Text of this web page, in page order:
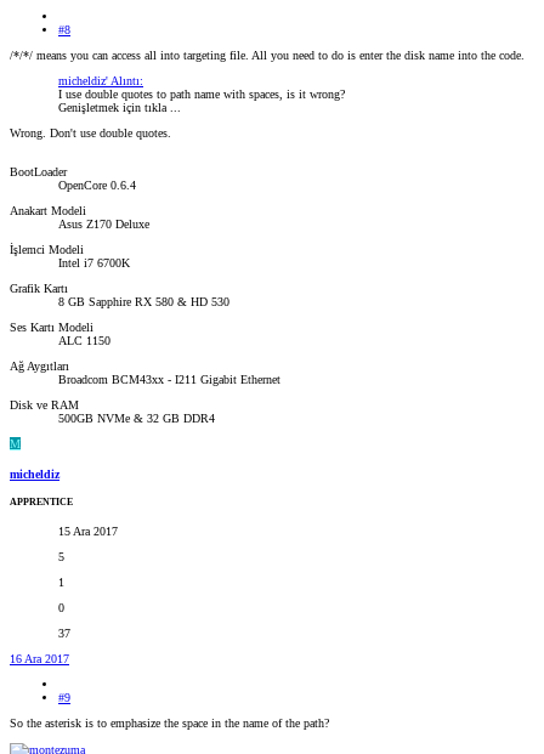
#8
/*/*/ means you can access all into targeting file. All you need to do is enter the disk name into the code.
micheldiz' Alıntı:
I use double quotes to path name with spaces, is it wrong?
Genişletmek için tıkla ...
Wrong. Don't use double quotes.
BootLoader
OpenCore 0.6.4
Anakart Modeli
Asus Z170 Deluxe
İşlemci Modeli
Intel i7 6700K
Grafik Kartı
8 GB Sapphire RX 580 & HD 530
Ses Kartı Modeli
ALC 1150
Ağ Aygıtları
Broadcom BCM43xx - I211 Gigabit Ethernet
Disk ve RAM
500GB NVMe & 32 GB DDR4
M
micheldiz
APPRENTICE
15 Ara 2017
5
1
0
37
16 Ara 2017
#9
So the asterisk is to emphasize the space in the name of the path?